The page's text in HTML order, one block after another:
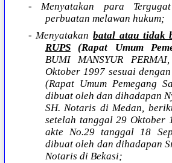
- Menyatakan para
perbuatan melawan hukum;
- Menyatakanbatal atau tidak
RUPS(Rapat Umum
BUMI MANSYUR
Oktober 1997 sesuai
(Rapat Umum Pemegang
dibuat oleh dan dihadapan
SH. Notaris di Medan,
setelah tanggal 29 Oktober
akte No.29 tanggal 18
dibuat oleh dan dihadapan
Notaris di Bekasi;